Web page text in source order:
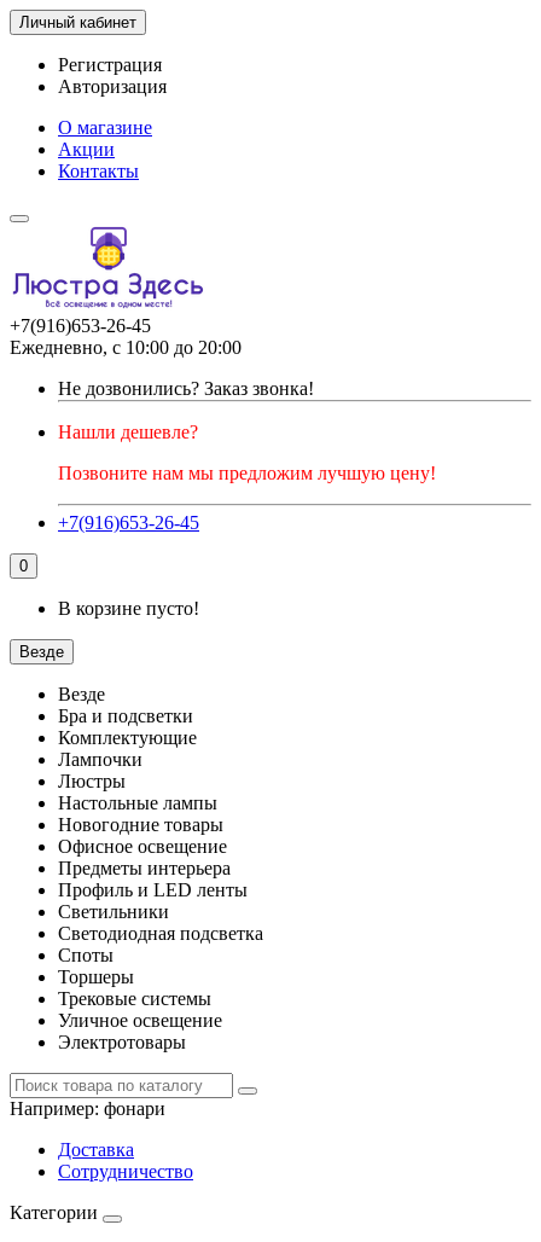
Личный кабинет
Регистрация
Авторизация
О магазине
Акции
Контакты
+7(916)653-26-45
Ежедневно, с 10:00 до 20:00
Не дозвонились? Заказ звонка!
Нашли дешевле?
Позвоните нам мы предложим лучшую цену!
+7(916)653-26-45
0
В корзине пусто!
Везде
Везде
Бра и подсветки
Комплектующие
Лампочки
Люстры
Настольные лампы
Новогодние товары
Офисное освещение
Предметы интерьера
Профиль и LED ленты
Светильники
Светодиодная подсветка
Споты
Торшеры
Трековые системы
Уличное освещение
Электротовары
Например: фонари
Доставка
Сотрудничество
Категории